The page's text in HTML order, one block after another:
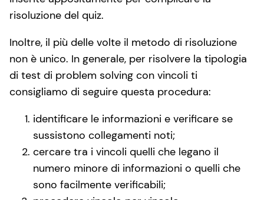
risoluzione del quiz.
Inoltre, il più delle volte il metodo di risoluzione
non è unico. In generale, per risolvere la tipologia
di test di problem solving con vincoli ti
consigliamo di seguire questa procedura:
identificare le informazioni e verificare se
sussistono collegamenti noti;
cercare tra i vincoli quelli che legano il
numero minore di informazioni o quelli che
sono facilmente verificabili;